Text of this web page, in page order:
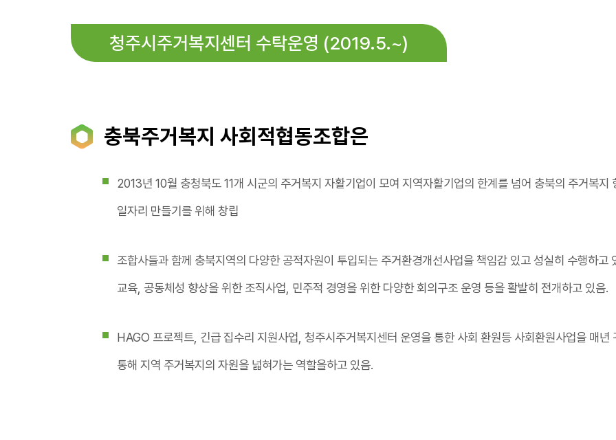
청주시주거복지센터 수탁운영 (2019.5.~)
충북주거복지 사회적협동조합은
2013년 10월 충청북도 11개 시군의 주거복지 자활기업이 모여 지역자활기업의 한계를 넘어 충북의 주거복지
일자리 만들기를 위해 창립
조합사들과 함께 충북지역의 다양한 공적자원이 투입되는 주거환경개선사업을 책임감 있고 성실히 수행하고
교육, 공동체성 향상을 위한 조직사업, 민주적 경영을 위한 다양한 회의구조 운영 등을 활발히 전개하고 있음.
HAGO 프로젝트, 긴급 집수리 지원사업, 청주시주거복지센터 운영을 통한 사회 환원등 사회환원사업을 매
통해 지역 주거복지의 자원을 넓혀가는 역할을하고 있음.